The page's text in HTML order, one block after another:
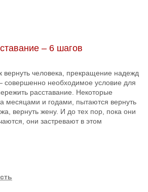
– 6 шагов
человека, прекращение надежд
совершенно необходимое условие для
расставание. Некоторые
месяцами и годами, пытаются вернуть
вернуть жену. И до тех пор, пока они
они застревают в этом